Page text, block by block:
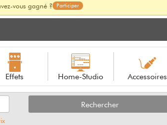
vous gagné ? Participer
Effets Home-Studio Accessoires